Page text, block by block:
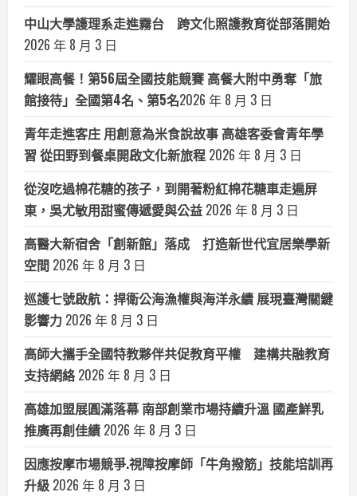
中山大學護理系走進霧台 跨文化照護教育從部落開始
2026 年 8 月 3 日
耀眼高餐！第56屆全國技能競賽 高餐大附中勇奪「旅
館接待」全國第4名、第5名​2026 年 8 月 3 日
青年走進客庄 用創意為米食說故事 高雄客委會青年學
習 從田野到餐桌開啟文化新旅程 2026 年 8 月 3 日
從沒吃過棉花糖的孩子，到開著粉紅棉花糖車走遍屏
東，吳尤敏用甜蜜傳遞愛與公益 2026 年 8 月 3 日
高醫大新宿舍「創新館」落成 打造新世代宜居樂學新
空間 2026 年 8 月 3 日
巡護七號啟航：捍衛公海漁權與海洋永續 展現臺灣關鍵
影響力 2026 年 8 月 3 日
高師大攜手全國特教夥伴共促教育平權 建構共融教育
支持網絡 2026 年 8 月 3 日
高雄加盟展圓滿落幕 南部創業市場持續升溫 國產鮮乳
推廣再創佳績 2026 年 8 月 3 日
因應按摩市場競爭.視障按摩師「牛角撥筋」技能培訓再
升級 2026 年 8 月 3 日